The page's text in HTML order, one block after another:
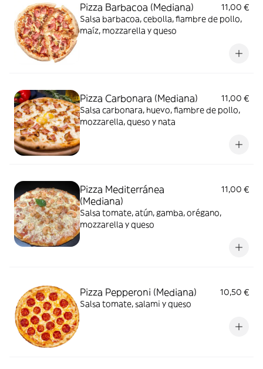
Pizza Barbacoa (Mediana)
11,00 €
Salsa barbacoa, cebolla, fiambre de pollo,
maíz, mozzarella y queso
Pizza Carbonara (Mediana)
11,00 €
Salsa carbonara, huevo, fiambre de pollo,
mozzarella, queso y nata
Pizza Mediterránea
(Mediana)
11,00 €
Salsa tomate, atún, gamba, orégano,
mozzarella y queso
Pizza Pepperoni (Mediana)
10,50 €
Salsa tomate, salami y queso